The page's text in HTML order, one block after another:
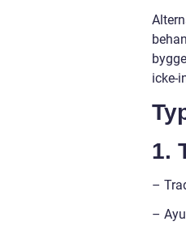
icke-
1.
–
–